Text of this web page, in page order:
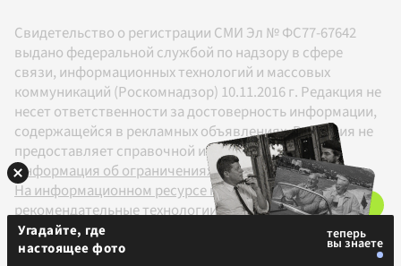
Свидетельство о регистрации СМИ Эл № ФС77-67642
выдано федеральной службой по надзору в сфере
связи, информационных технологий и массовых
коммуникаций (Роскомнадзор) 10.11.2016 г. Редакция не
несет ответственности за достоверность информации,
содержащейся в рекламных объявлениях. Редакция не
предоставляет справочной информации.
Информация об ограничениях
На информационном ресурсе применяются
рекомендательные технологии в соответствии с
Правилами
Угадайте, где
настоящее фото